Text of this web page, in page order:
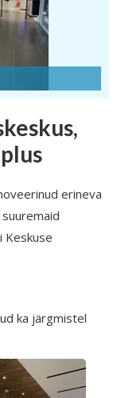
erineva
Keskuse
ka järgmistel